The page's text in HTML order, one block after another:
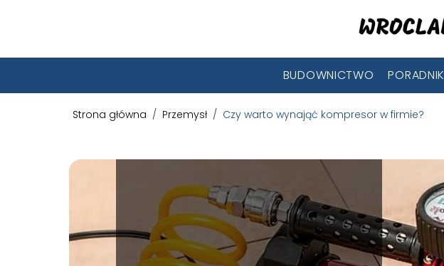
BUDOWNICTWO PORADNIK
Strona główna / Przemysł / Czy warto wynająć kompresor w firmie?